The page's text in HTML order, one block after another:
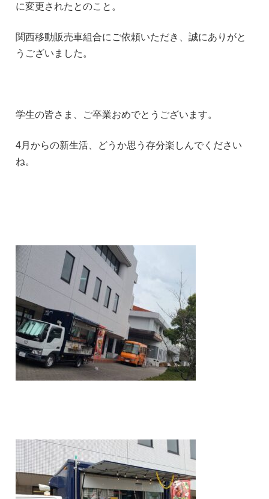
に変更されたとのこと。
関西移動販売車組合にご依頼いただき、誠にありがと
うございました。
学生の皆さま、ご卒業おめでとうございます。
4月からの新生活、どうか思う存分楽しんでください
ね。